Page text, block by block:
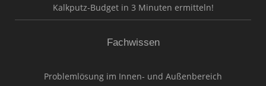
Kalkputz-Budget in 3 Minuten ermitteln!
Fachwissen
Problemlösung im Innen- und Außenbereich